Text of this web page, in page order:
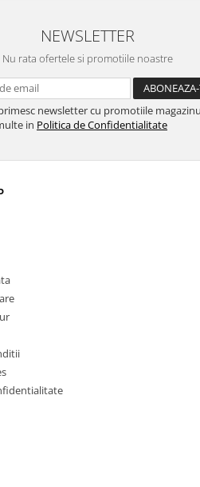
NEWSLETTER
Nu rata ofertele si promotiile noastre
newsletter cu promotiile
in Politica de Confidentialitate